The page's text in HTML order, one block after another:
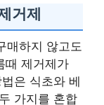
거제
매하지 않고도
때 제거제가
은 식초와 베
가지를 혼합